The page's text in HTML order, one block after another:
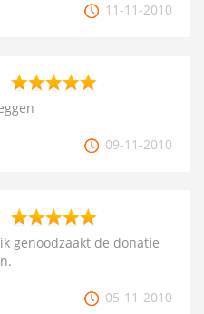
11-11-2010
09-11-2010
genoodzaakt de donatie
05-11-2010